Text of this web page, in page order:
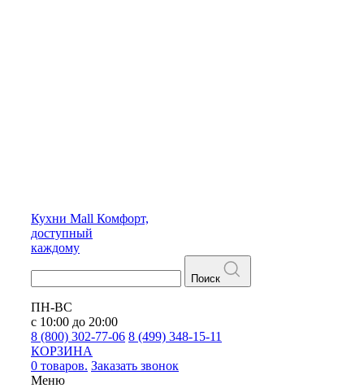
Кухни Mall Комфорт,
доступный
каждому
Поиск
ПН-ВС
с 10:00 до 20:00
8 (800) 302-77-06 8 (499) 348-15-11
КОРЗИНА
0 товаров. Заказать звонок
Меню